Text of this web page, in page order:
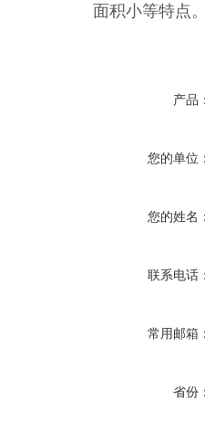
面积小等特点
产品
您的单位
您的姓名
联系电话
常用邮箱
省份